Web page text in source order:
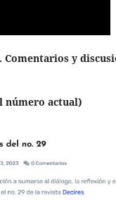
Comentarios y
número actual)